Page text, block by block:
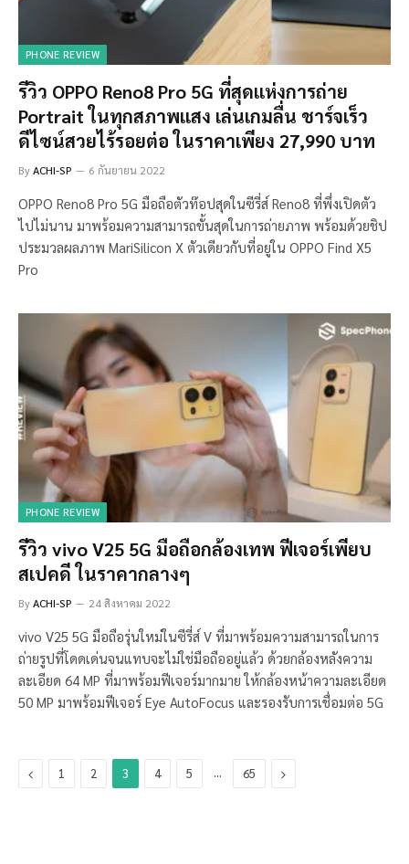
PHONE REVIEW
รีวิว OPPO Reno8 Pro 5G ที่สุดแห่งการถ่าย
Portrait ในทุกสภาพแสง เล่นเกมลื่น ชาร์จเร็ว
ดีไซน์สวยไร้รอยต่อ ในราคาเพียง 27,990 บาท
ByACHI-SP 6 กันยายน 2022
OPPO Reno8 Pro 5G มือถือตัวท๊อปสุดในซีรี่ส์ Reno8 ที่พึ่งเปิดตัว
ไปไม่นาน มาพร้อมความสามารถขั้นสุดในการถ่ายภาพ พร้อมด้วยชิป
ประมวลผลภาพ MariSilicon X ตัวเดียวกับที่อยู่ใน OPPO Find X5
Pro
PHONE REVIEW
รีวิว vivo V25 5G มือถือกล้องเทพ ฟีเจอร์เพียบ
สเปคดี ในราคากลางๆ
ByACHI-SP 24 สิงหาคม 2022
vivo V25 5G มือถือรุ่นใหม่ในซีรี่ส์ V ที่มาพร้อมความสามารถในการ
ถ่ายรูปที่โดดเด่นจนแทบจะไม่ใช่มือถืออยู่แล้ว ด้วยกล้องหลังความ
ละเอียด 64 MP ที่มาพร้อมฟีเจอร์มากมาย ให้กล้องหน้าความละเอียด
50 MP มาพร้อมฟีเจอร์ Eye AutoFocus และรองรับการเชื่อมต่อ 5G
Previous
1 2 3 4 5 … 65 Next